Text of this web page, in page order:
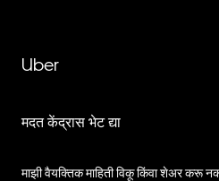
Uber
मदत केंद्रास भेट द्या
माझी वैयक्तिक माहिती विकू किंवा शेअर करू